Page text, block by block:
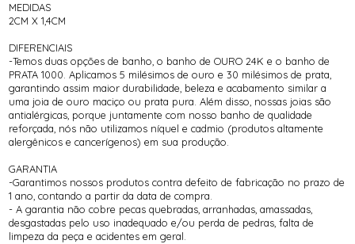
MEDIDAS
2CM X 1,4CM
DIFERENCIAIS
-Temos duas opções de banho, o banho de OURO 24K e o banho de
PRATA 1000. Aplicamos 5 milésimos de ouro e 30 milésimos de prata,
garantindo assim maior durabilidade, beleza e acabamento similar a
uma joia de ouro maciço ou prata pura. Além disso, nossas joias são
antialérgicas, porque juntamente com nosso banho de qualidade
reforçada, nós não utilizamos níquel e cadmio (produtos altamente
alergênicos e cancerígenos) em sua produção.
GARANTIA
-Garantimos nossos produtos contra defeito de fabricação no prazo de
1 ano, contando a partir da data de compra.
- A garantia não cobre pecas quebradas, arranhadas, amassadas,
desgastadas pelo uso inadequado e/ou perda de pedras, falta de
limpeza da peça e acidentes em geral.